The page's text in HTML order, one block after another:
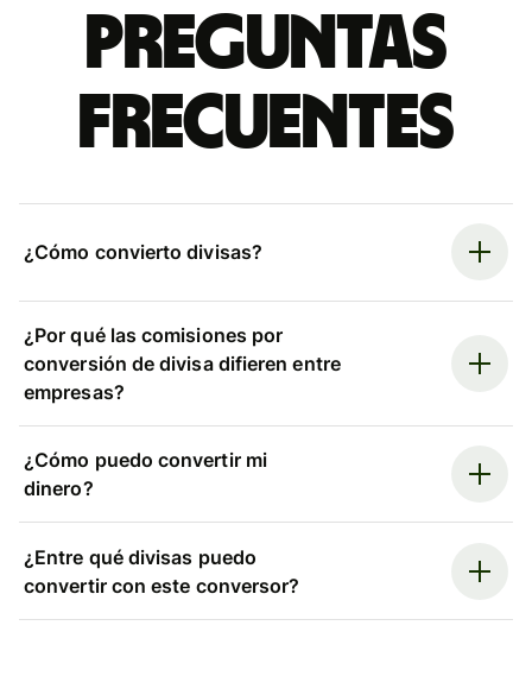
Preguntas
frecuentes
¿Cómo convierto divisas?
¿Por qué las comisiones por
conversión de divisa difieren entre
empresas?
¿Cómo puedo convertir mi
dinero?
¿Entre qué divisas puedo
convertir con este conversor?